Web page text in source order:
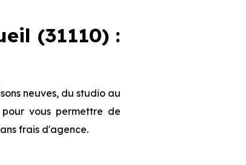
(31110) :
neuves, du studio au
vous permettre de
frais d'agence.